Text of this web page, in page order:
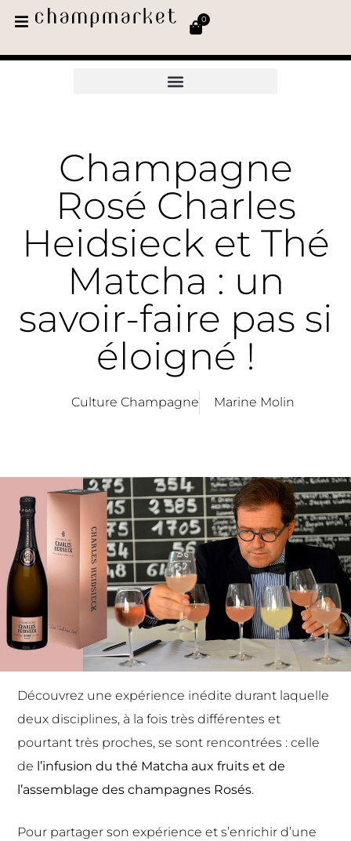
0
Champagne
Rosé Charles
Heidsieck et Thé
Matcha : un
savoir-faire pas si
éloigné !
Culture Champagne Marine Molin
Découvrez une expérience inédite durant laquelle
deux disciplines, à la fois très différentes et
pourtant très proches, se sont rencontrées : celle
de l’infusion du thé Matcha aux fruits et de
l’assemblage des champagnes Rosés.
Pour partager son expérience et s’enrichir d’une